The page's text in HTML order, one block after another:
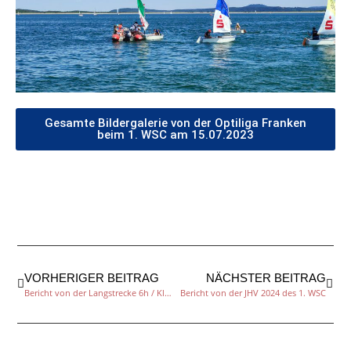
Gesamte Bildergalerie von der Optiliga Franken
beim 1. WSC am 15.07.2023
VORHERIGER BEITRAG
Bericht von der Langstrecke 6h / Klassik Trichter 2023
NÄCHSTER BEITRAG
Bericht von der JHV 2024 des 1. WSC